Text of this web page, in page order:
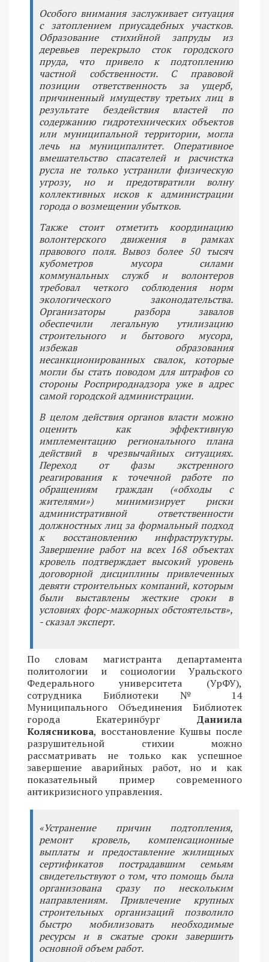
Особого внимания заслуживает ситуация
с затоплением приусадебных участков.
Образование стихийной запруды из
деревьев перекрыло сток городского
пруда, что привело к подтоплению
частной собственности. С правовой
позиции ответственность за ущерб,
причиненный имуществу третьих лиц в
результате бездействия властей по
содержанию гидротехнических объектов
или муниципальной территории, могла
лечь на муниципалитет. Оперативное
вмешательство спасателей и расчистка
русла не только устранили физическую
угрозу, но и предотвратили волну
коллективных исков к администрации
города о возмещении убытков.
Также стоит отметить координацию
волонтерского движения в рамках
правового поля. Вывоз более 50 тысяч
кубометров мусора силами
коммунальных служб и волонтеров
требовал четкого соблюдения норм
экологического законодательства.
Организаторы разбора завалов
обеспечили легальную утилизацию
строительного и бытового мусора,
избежав образования
несанкционированных свалок, которые
могли бы стать поводом для штрафов со
стороны Росприроднадзора уже в адрес
самой городской администрации.
В целом действия органов власти можно
оценить как эффективную
имплементацию регионального плана
действий в чрезвычайных ситуациях.
Переход от фазы экстренного
реагирования к точечной работе по
обращениям граждан («обходы с
жителями») минимизирует риски
административной ответственности
должностных лиц за формальный подход
к восстановлению инфраструктуры.
Завершение работ на всех 168 объектах
кровель подтверждает высокий уровень
договорной дисциплины привлеченных
девяти строительных компаний, которым
были выставлены жесткие сроки в
условиях форс-мажорных обстоятельств»,
- сказал эксперт.
По словам магистранта департамента
политологии и социологии Уральского
Федерального университета (УрФУ),
сотрудника Библиотеки № 14
Муниципального Объединения Библиотек
города Екатеринбург Даниила
Колясникова, восстановление Кушвы после
разрушительной стихии можно
рассматривать не только как успешное
завершение аварийных работ, но и как
показательный пример современного
антикризисного управления.
«Устранение причин подтопления,
ремонт кровель, компенсационные
выплаты и предоставление жилищных
сертификатов пострадавшим семьям
свидетельствуют о том, что помощь была
организована сразу по нескольким
направлениям. Привлечение крупных
строительных организаций позволило
быстро мобилизовать необходимые
ресурсы и в сжатые сроки завершить
основной объем работ.